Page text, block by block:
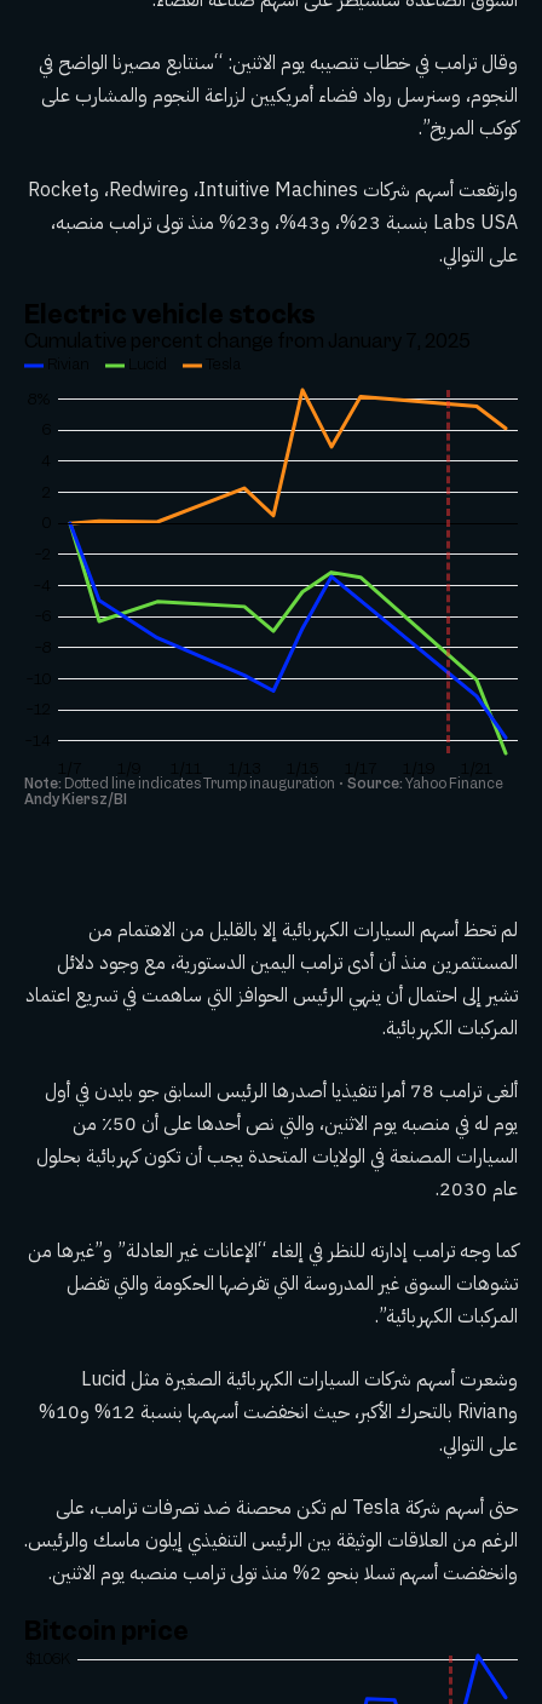
وقال ترامب في خطاب تنصيبه يوم الاثنين: “سنتابع مصيرنا الواضح في
النجوم، وسنرسل رواد فضاء أمريكيين لزراعة النجوم والمشارب على
كوكب المريخ”.
وارتفعت أسهم شركات Intuitive Machines، وRedwire، وRocket
Labs USA بنسبة 23%، و43%، و23% منذ تولى ترامب منصبه،
على التوالي.
لم تحظ أسهم السيارات الكهربائية إلا بالقليل من الاهتمام من
المستثمرين منذ أن أدى ترامب اليمين الدستورية، مع وجود دلائل
تشير إلى احتمال أن ينهي الرئيس الحوافز التي ساهمت في تسريع اعتماد
المركبات الكهربائية.
ألغى ترامب 78 أمرا تنفيذيا أصدرها الرئيس السابق جو بايدن في أول
يوم له في منصبه يوم الاثنين، والتي نص أحدها على أن 50٪ من
السيارات المصنعة في الولايات المتحدة يجب أن تكون كهربائية بحلول
عام 2030.
كما وجه ترامب إدارته للنظر في إلغاء “الإعانات غير العادلة” و”غيرها من
تشوهات السوق غير المدروسة التي تفرضها الحكومة والتي تفضل
المركبات الكهربائية”.
وشعرت أسهم شركات السيارات الكهربائية الصغيرة مثل Lucid
وRivian بالتحرك الأكبر، حيث انخفضت أسهمها بنسبة 12% و10%
على التوالي.
حتى أسهم شركة Tesla لم تكن محصنة ضد تصرفات ترامب، على
الرغم من العلاقات الوثيقة بين الرئيس التنفيذي إيلون ماسك والرئيس.
وانخفضت أسهم تسلا بنحو 2% منذ تولى ترامب منصبه يوم الاثنين.